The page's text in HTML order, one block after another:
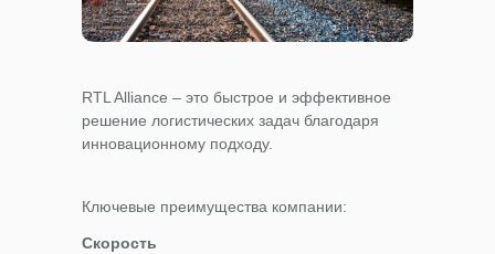
RTL Alliance – это быстрое и эффективное
решение логистических задач благодаря
инновационному подходу.
Ключевые преимущества компании:
Скорость